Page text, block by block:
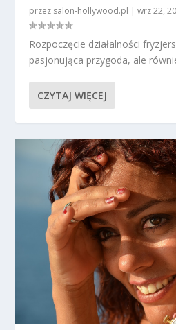
przez salon-hollywood.pl |wrz 22,
Rozpoczęcie działalności
pasjonująca przygoda, ale
CZYTAJ WIĘCEJ